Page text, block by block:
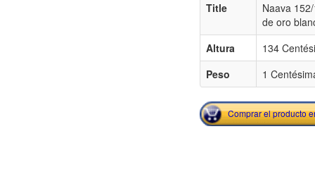
Title
Naava
de oro
Altura
134
Peso
1
Comprar el producto